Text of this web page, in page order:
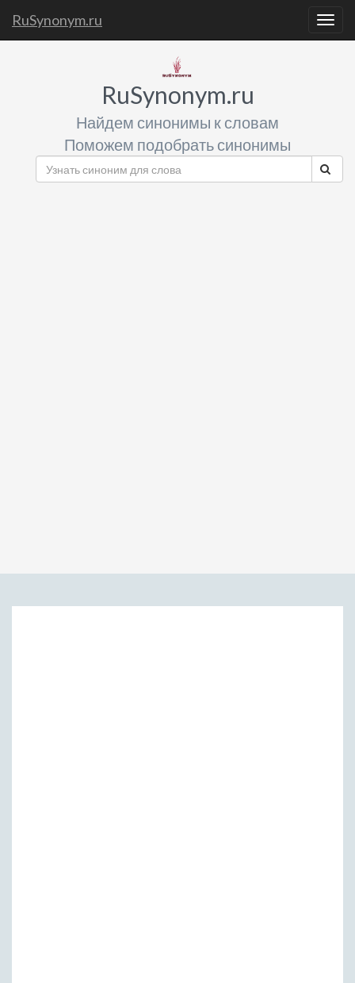
RuSynonym.ru
RuSynonym.ru
Найдем синонимы к словам
Поможем подобрать синонимы